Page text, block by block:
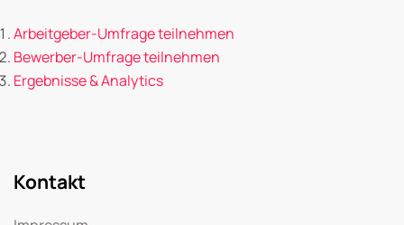
Arbeitgeber-Umfrage teilnehmen
Bewerber-Umfrage teilnehmen
Ergebnisse & Analytics
Kontakt